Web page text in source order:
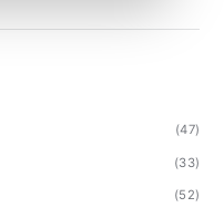
(47)
(33)
(52)